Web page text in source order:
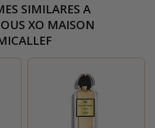
SIMILARES A
XO MAISON